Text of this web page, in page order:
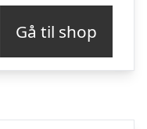
Gå til shop